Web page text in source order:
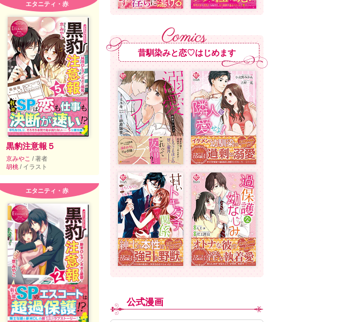
エタニティ・赤
黒豹注意報５
京みやこ / 著者
胡桃 / イラスト
エタニティ・赤
昔馴染みと恋♡はじめます
公式漫画